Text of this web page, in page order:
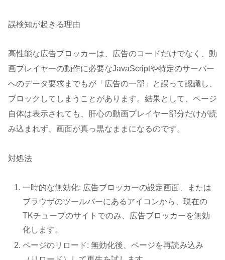
誤検知が起きる理由
高性能な広告ブロッカーは、広告のコードだけでなく、動
画プレイヤーの動作に必要なJavaScriptや特定のサーバー
へのデータ要求までもが「広告の一部」と誤って認識し、
ブロックしてしまうことがあります。結果として、ページ
自体は表示されても、肝心の動画プレイヤー部分だけが読
み込まれず、画面が真っ黒なままになるのです。
対処法
一時的な無効化: 広告ブロッカーの設定画面、または
ブラウザのツールバーにあるアイコンから、現在の
TKチューブのサイトでのみ、広告ブロッカーを無効
化します。
ページのリロード: 無効化後、ページを再読み込み